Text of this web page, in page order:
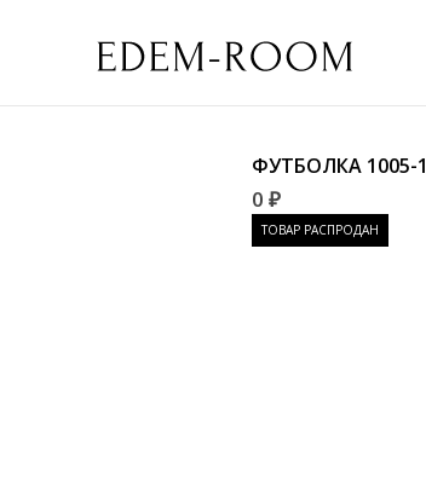
ФУТБОЛКА 1005-1
0 ₽
ТОВАР РАСПРОДАН